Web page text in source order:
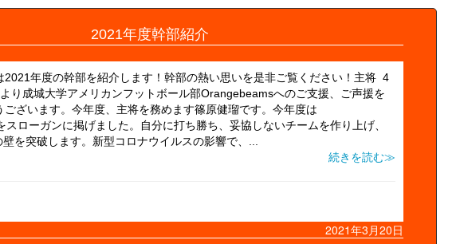
2021年度幹部紹介
2021年度の幹部を紹介します！幹部の熱い思いを是非ご覧ください！主将 4
り成城大学アメリカンフットボール部Orangebeamsへのご支援、ご声援を
ございます。今年度、主将を務めます篠原健瑠です。今年度は
スローガンに掲げました。自分に打ち勝ち、妥協しないチームを作り上げ、
壁を突破します。新型コロナウイルスの影響で、...
続きを読む≫
2021年3月20日